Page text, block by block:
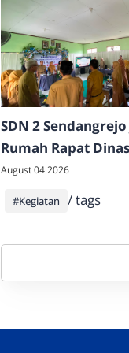
SDN 2
Rumah Rapat
Kecamatan Klego,
Beragam Potensi
Sekolah
August 04 2026
/ tags
#Kegiatan